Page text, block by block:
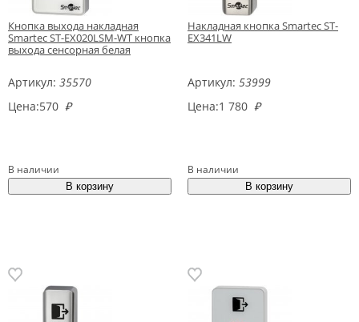
Кнопка выхода накладная
Smartec ST-EX020LSM-WT кнопка
выхода сенсорная белая
Артикул: 35570
Цена:570 ₽
В наличии
Накладная кнопка Smartec ST-
EX341LW
Артикул: 53999
Цена:1 780 ₽
В наличии